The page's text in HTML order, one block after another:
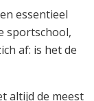
essentieel
sportschool,
af: is het de
altijd de meest